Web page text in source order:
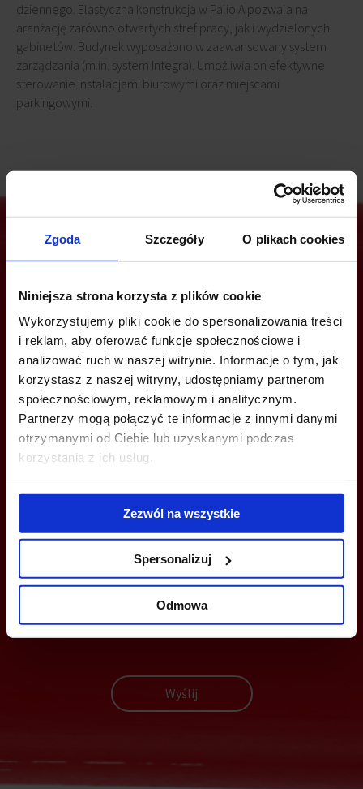
Zgoda Szczegóły O plikach cookies
Niniejsza strona korzysta z plików cookie
Wykorzystujemy pliki cookie do spersonalizowania treści
i reklam, aby oferować funkcje społecznościowe i
analizować ruch w naszej witrynie. Informacje o tym, jak
korzystasz z naszej witryny, udostępniamy partnerom
społecznościowym, reklamowym i analitycznym.
Partnerzy mogą połączyć te informacje z innymi danymi
otrzymanymi od Ciebie lub uzyskanymi podczas
korzystania z ich usług.
Zezwól na wszystkie
Spersonalizuj
Odmowa
dziennego. Elastyczna konstrukcja w Palio A pozwala na
aranżację zarówno otwartych stref pracy, jak i wydzielonych
gabinetów. Budynek wyposażono w zaawansowany system
zarządzania (m.in. system Integra). Umożliwia on efektywne
sterowanie instalacjami biurowymi oraz miejscami
parkingowymi.
ZADZWOŃ I DOWIEDZ SIĘ WIĘCEJ
+48 539 096 754
trojmiasto@bazabiur.pl
MOŻESZ TEŻ ZOSTAWIĆ SWÓJ NUMER, A MY SKONTAKTUJEMY SIĘ
Z TOBĄ
Wyślij